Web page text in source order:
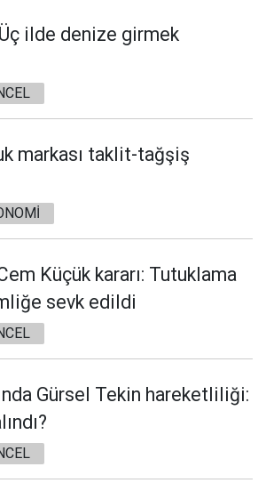
ilde denize girmek
markası taklit-tağşiş
Küçük kararı: Tutuklama
sevk edildi
Gürsel Tekin hareketliliği: